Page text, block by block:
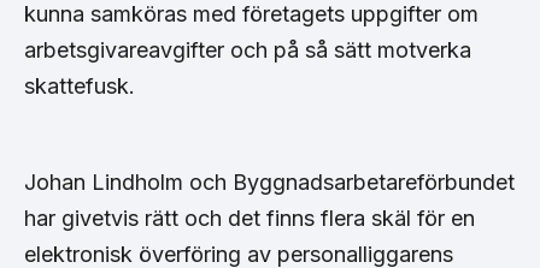
kunna samköras med företagets uppgifter om
arbetsgivareavgifter och på så sätt motverka
skattefusk.
Johan Lindholm och Byggnadsarbetareförbundet
har givetvis rätt och det finns flera skäl för en
elektronisk överföring av personalliggarens